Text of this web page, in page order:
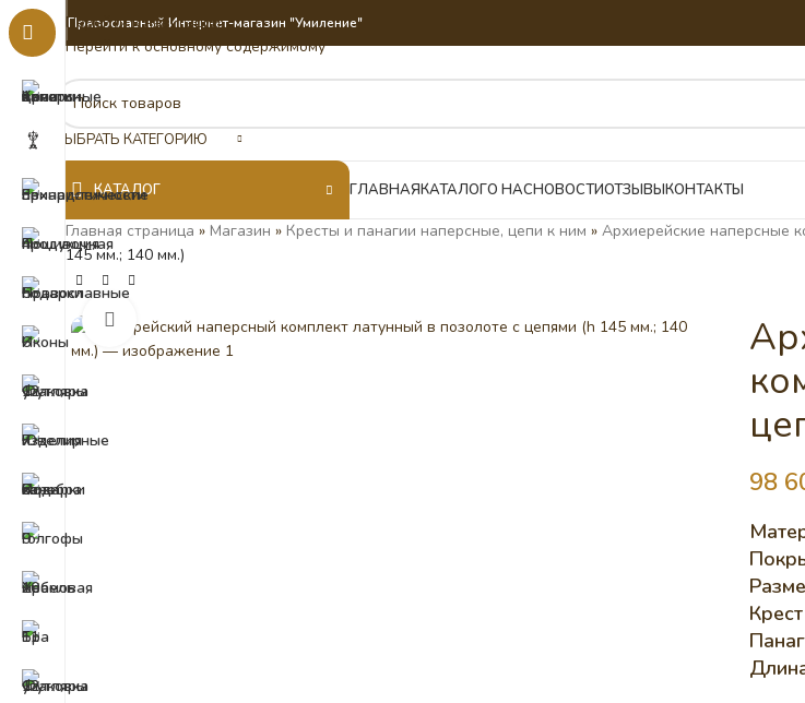
Перейти к навигации
Перейти к основному содержимому
Православный Интернет-магазин "Умиление"
ВЫБРАТЬ КАТЕГОРИЮ
КАТАЛОГ ГЛАВНАЯКАТАЛОГО НАСНОВОСТИОТЗЫВЫКОНТАКТЫ
Главная страница » Магазин » Кресты и панагии наперсные, цепи к ним » Архиерейские наперсные
145 мм.; 140 мм.)
Нажмите, чтобы увеличить
98